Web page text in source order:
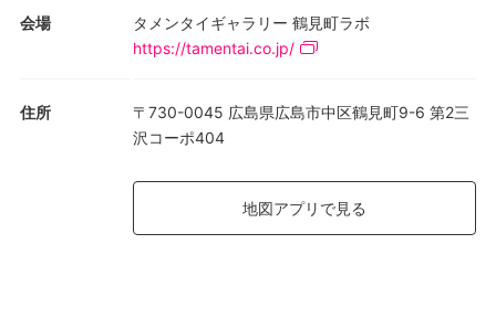
会場
タメンタイギャラリー 鶴見町ラボ
https://tamentai.co.jp/
住所
〒730-0045 広島県広島市中区鶴見町9-6 第2三
沢コーポ404
地図アプリで見る